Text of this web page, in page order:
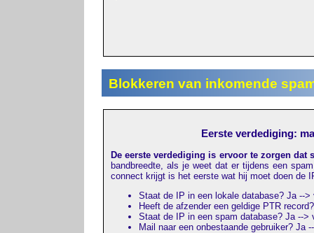
Blokkeren van inkomende
Eerste verdediging:
De eerste verdediging is ervoor te zorgen dat
bandbreedte, als je weet dat er tijdens een
connect krijgt is het eerste wat hij moet doen de
Staat de IP in een lokale database? Ja -->
Heeft de afzender een geldige PTR
Staat de IP in een spam database? Ja -->
Mail naar een onbestaande gebruiker? Ja